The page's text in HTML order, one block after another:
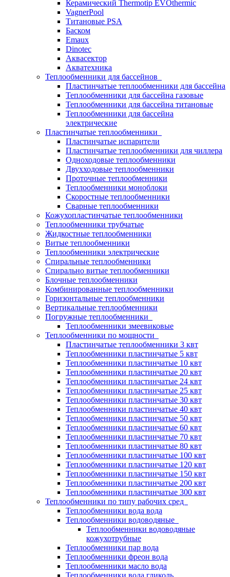
Керамический Thermotip EVOthermic
VagnerPool
Титановые PSA
Баском
Emaux
Dinotec
Аквасектор
Акватехника
Теплообменники для бассейнов
Пластинчатые теплообменники для бассейна
Теплообменники для бассейна газовые
Теплообменники для бассейна титановые
Теплообменники для бассейна
электрические
Пластинчатые теплообменники
Пластинчатые испарители
Пластинчатые теплообменники для чиллера
Одноходовые теплообменники
Двухходовые теплообменники
Проточные теплообменники
Теплообменники моноблоки
Скоростные теплообменники
Сварные теплообменники
Кожухопластинчатые теплообменники
Теплообменники трубчатые
Жидкостные теплообменники
Витые теплообменники
Теплообменники электрические
Спиральные теплообменники
Спирально витые теплообменники
Блочные теплообменники
Комбинированные теплообменники
Горизонтальные теплообменники
Вертикальные теплообменники
Погружные теплообменники
Теплообменники змеевиковые
Теплообменники по мощности
Пластинчатые теплообменники 3 квт
Теплообменники пластинчатые 5 квт
Теплообменники пластинчатые 10 квт
Теплообменники пластинчатые 20 квт
Теплообменники пластинчатые 24 квт
Теплообменники пластинчатые 25 квт
Теплообменники пластинчатые 30 квт
Теплообменники пластинчатые 40 квт
Теплообменники пластинчатые 50 квт
Теплообменники пластинчатые 60 квт
Теплообменники пластинчатые 70 квт
Теплообменники пластинчатые 80 квт
Теплообменники пластинчатые 100 квт
Теплообменники пластинчатые 120 квт
Теплообменники пластинчатые 150 квт
Теплообменники пластинчатые 200 квт
Теплообменники пластинчатые 300 квт
Теплообменники по типу рабочих сред
Теплообменники вода вода
Теплообменники водоводяные
Теплообменники водоводяные
кожухотрубные
Теплообменники пар вода
Теплообменники фреон вода
Теплообменники масло вода
Теплообменники вода гликоль